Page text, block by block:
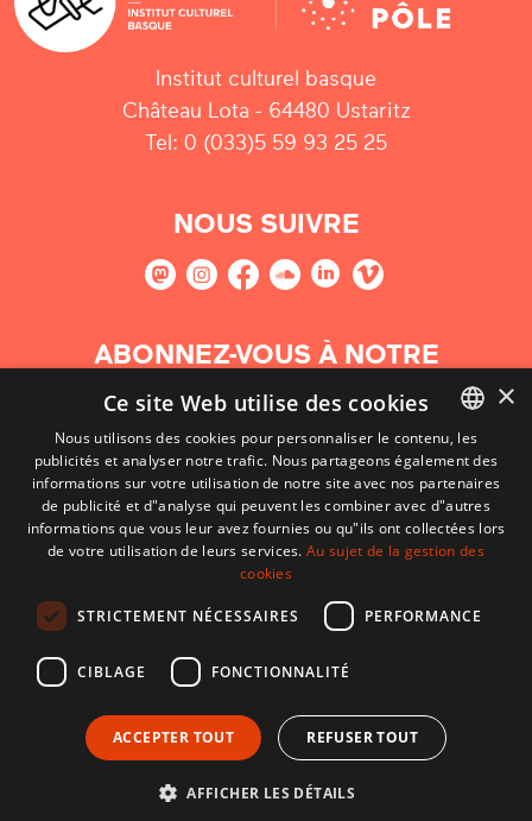
Institut culturel basque
Château Lota - 64480 Ustaritz
Tel: 0 (033)5 59 93 25 25
NOUS SUIVRE
ABONNEZ-VOUS À NOTRE
NEWSLETTER
S'abonner
CONDITIONS D'UTILISATION
Développé par CodeSyntax. CMS :
BASQUE
FRENCH
×
Ce site Web utilise des cookies
Nous utilisons des cookies pour personnaliser le contenu, les
publicités et analyser notre trafic. Nous partageons également des
informations sur votre utilisation de notre site avec nos partenaires
de publicité et d"analyse qui peuvent les combiner avec d"autres
informations que vous leur avez fournies ou qu"ils ont collectées lors
de votre utilisation de leurs services.Au sujet de la gestion des
cookies
STRICTEMENT NÉCESSAIRES PERFORMANCE
CIBLAGE FONCTIONNALITÉ
ACCEPTER TOUT REFUSER TOUT
AFFICHER LES DÉTAILS